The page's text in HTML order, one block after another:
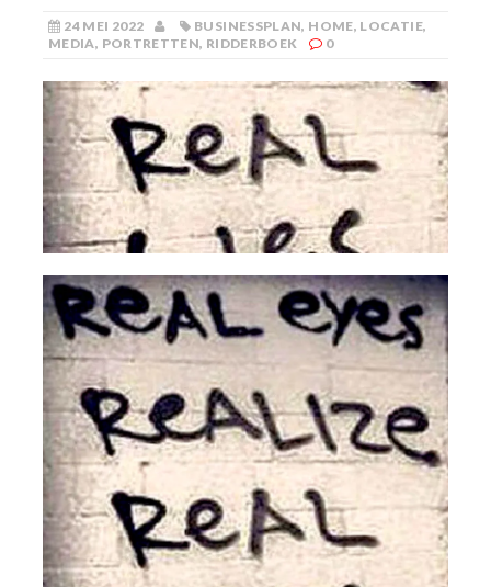
24 MEI 2022 BUSINESSPLAN, HOME, LOCATIE,
MEDIA, PORTRETTEN, RIDDERBOEK 0